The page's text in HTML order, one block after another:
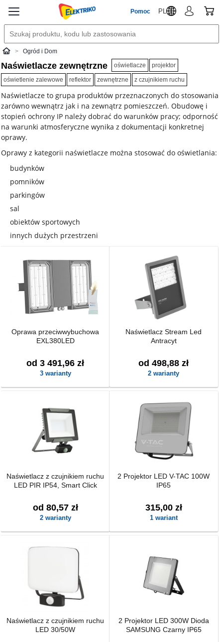
Pomoc PL
ElektrikoOgród i Dom
Naświetlacze zewnętrzne oświetlacze projektor
oświetlenie zalewowe reflektor zewnętrzne z czujnikiem ruchu
Naświetlacze to grupa produktów przeznaczonych do stosowania
zarówno wewnątrz jak i na zewnątrz pomieszczeń. Obudowę i
stopień ochrony IP należy dobrać do warunków pracy; odporność
na warunki atmosferyczne wynika z dokumentacji konkretnej
oprawy.
Oprawy z kategorii naświetlacze można stosować do oświetlania:
budynków
pomników
parkingów
sal
obiektów sportowych
innych dużych przestrzeni
Oprawa przeciwwybuchowa
EXL380LED
od 3 491,96 zł
3 warianty
Naświetlacz Stream Led
Antracyt
od 498,88 zł
2 warianty
Naświetlacz z czujnikiem ruchu
LED PIR IP54, Smart Click
od 80,57 zł
2 warianty
2 Projektor LED V-TAC 100W
IP65
315,00 zł
1 wariant
Naświetlacz z czujnikiem ruchu
LED 30/50W
2 Projektor LED 300W Dioda
SAMSUNG Czarny IP65